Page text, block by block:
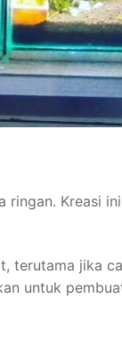
Kreasi
terutama jika
untuk